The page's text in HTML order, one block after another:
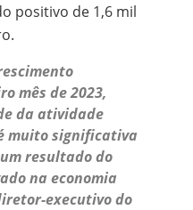
positivo de 1,6 mil
mês de 2023,
da atividade
muito significativa
resultado do
na economia
executivo do